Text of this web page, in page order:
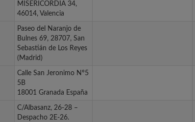
MISERICORDIA 34,
46014, Valencia
Paseo del Naranjo de
Bulnes 69, 28707, San
Sebastián de Los Reyes
(Madrid)
Calle San Jeronimo Nº5
5B
18001 Granada España
C/Albasanz, 26-28 –
Despacho 2E-26.